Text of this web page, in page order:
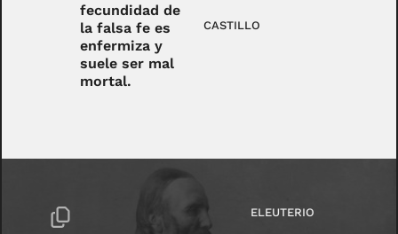
fecundidad de
la falsa fe es
enfermiza y
suele ser mal
mortal.
CASTILLO
ELEUTERIO